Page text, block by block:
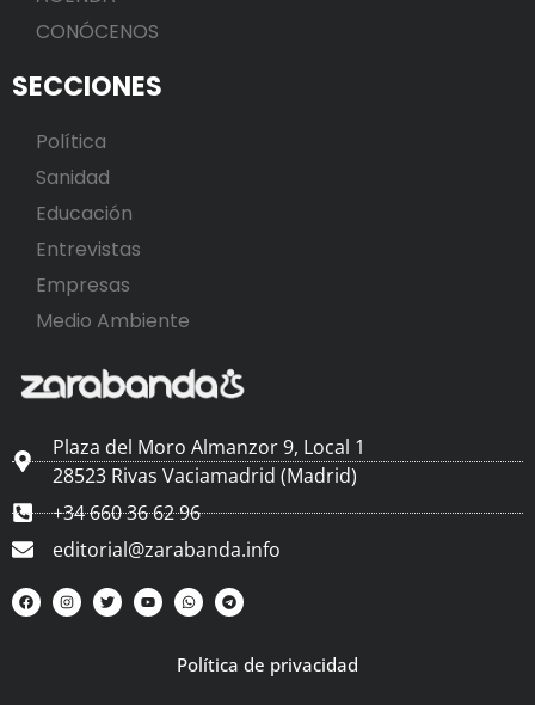
CONÓCENOS
SECCIONES
Política
Sanidad
Educación
Entrevistas
Empresas
Medio Ambiente
Plaza del Moro Almanzor 9, Local 1
28523 Rivas Vaciamadrid (Madrid)
+34 660 36 62 96
editorial@zarabanda.info
Política de privacidad